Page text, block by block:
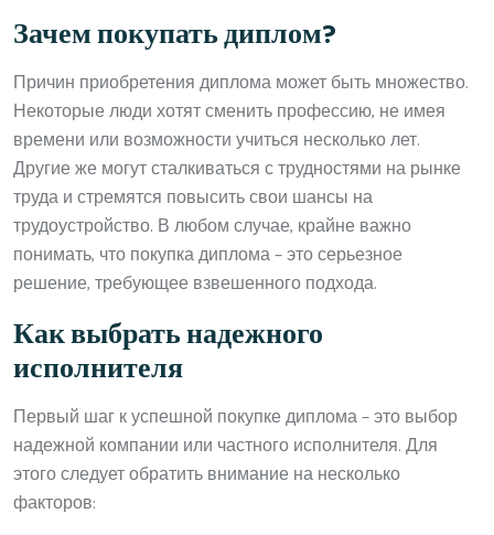
Зачем покупать диплом?
Причин приобретения диплома может быть множество.
Некоторые люди хотят сменить профессию, не имея
времени или возможности учиться несколько лет.
Другие же могут сталкиваться с трудностями на рынке
труда и стремятся повысить свои шансы на
трудоустройство. В любом случае, крайне важно
понимать, что покупка диплома – это серьезное
решение, требующее взвешенного подхода.
Как выбрать надежного
исполнителя
Первый шаг к успешной покупке диплома – это выбор
надежной компании или частного исполнителя. Для
этого следует обратить внимание на несколько
факторов: